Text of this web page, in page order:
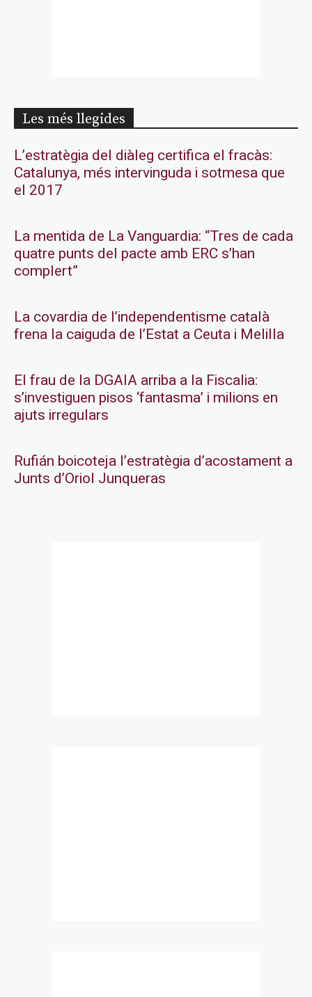
Les més llegides
L’estratègia del diàleg certifica el fracàs:
Catalunya, més intervinguda i sotmesa que
el 2017
La mentida de La Vanguardia: “Tres de cada
quatre punts del pacte amb ERC s’han
complert”
La covardia de l’independentisme català
frena la caiguda de l’Estat a Ceuta i Melilla
El frau de la DGAIA arriba a la Fiscalia:
s’investiguen pisos ‘fantasma’ i milions en
ajuts irregulars
Rufián boicoteja l’estratègia d’acostament a
Junts d’Oriol Junqueras